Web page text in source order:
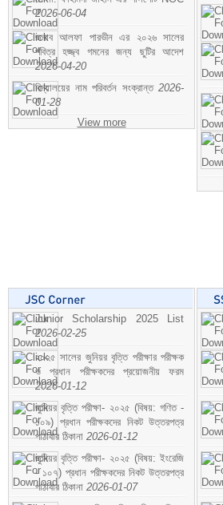
2026-06-04
জনাব আলফা পারভীন এর ২০২৬ সালের
পবিত্র হজ্জ্ব গমনের জন্য ছুটির আদেশ
2026-04-20
বিদ্যালয়ের নাম পরিবর্তন সংক্রান্ত 2026-
01-28
View more
Junior Scholarship 2025 List
2026-02-25
২০২৫ সালের জুনিয়র বৃত্তি পরীক্ষার পরীক্ষক
ও প্রধান পরীক্ষকদের প্রয়োজনীয় ফরম
2026-01-12
জুনিয়র বৃত্তি পরীক্ষা- ২০২৫ (বিষয়: গণিত -
১০৯) প্রধান পরীক্ষকদের নিকট উত্তরপত্র
পাঠাবার ঠিকানা 2026-01-12
জুনিয়র বৃত্তি পরীক্ষা- ২০২৫ (বিষয়: ইংরেজি
- ১০৭) প্রধান পরীক্ষকদের নিকট উত্তরপত্র
পাঠাবার ঠিকানা 2026-01-07